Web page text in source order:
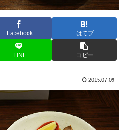
Facebook はてブ
LINE コピー
2015.07.09